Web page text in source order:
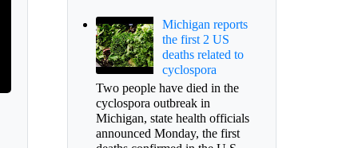
Michigan reports
the first 2 US
deaths related to
cyclospora
Two people have died in the
cyclospora outbreak in
Michigan, state health officials
announced Monday, the first